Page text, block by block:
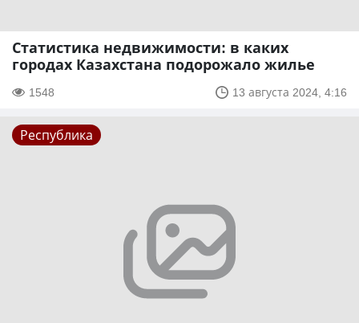
Статистика недвижимости: в каких
городах Казахстана подорожало жилье
1548 13 августа 2024, 4:16
Республика